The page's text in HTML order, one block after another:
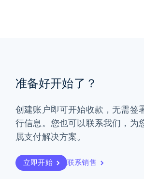
准备好开始了？
创建账户即可开始收款，无需签
行信息。您也可以联系我们，为
属支付解决方案。
立即开始 联系销售
挪威
葡萄牙
Português English
日本
日本語English
瑞典
瑞士
DeutschFrançais